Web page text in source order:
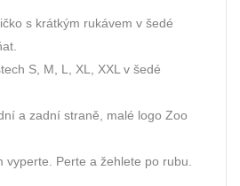
s krátkým rukávem v šedé
S, M, L, XL, XXL v šedé
a zadní straně, malé logo Zoo
vyperte. Perte a žehlete po rubu.